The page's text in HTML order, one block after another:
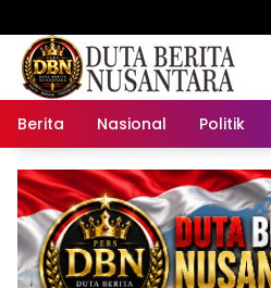
Berita Nasional Politik